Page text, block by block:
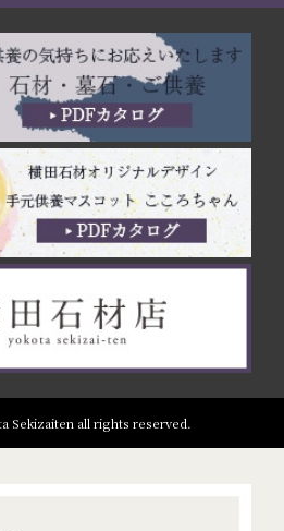
Sekizaiten all rights reserved.